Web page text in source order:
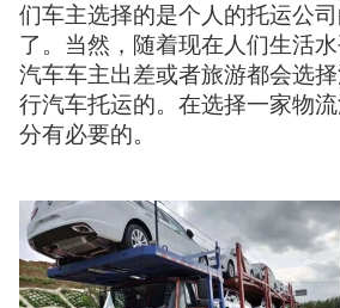
们车主选择的是个人的托运公
了。当然，随着现在人们生活
汽车车主出差或者旅游都会选
行汽车托运的。在选择一家物
分有必要的。